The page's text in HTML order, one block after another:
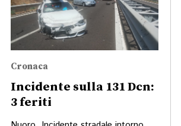
Cronaca
Incidente sulla 131 Dcn:
3 feriti